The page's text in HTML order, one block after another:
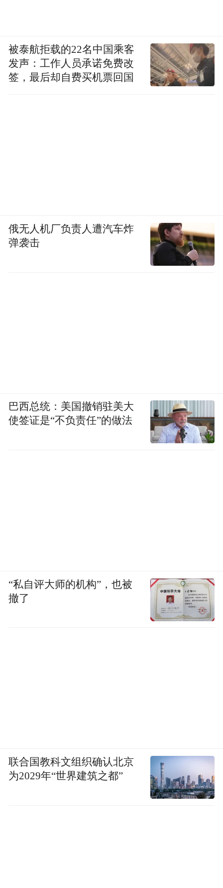
被泰航拒载的22名中国乘客
发声：工作人员承诺免费改
签，最后却自费买机票回国
俄无人机厂负责人遭汽车炸
弹袭击
巴西总统：美国撤销驻美大
使签证是“不负责任”的做法
“私自评大师的机构”，也被
撤了
联合国教科文组织确认北京
为2029年“世界建筑之都”